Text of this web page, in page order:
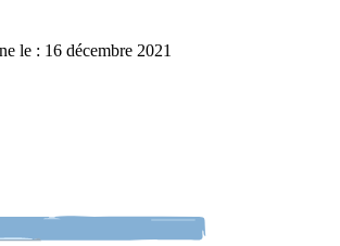
le : 16 décembre 2021